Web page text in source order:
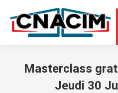
Masterclass
Jeudi 30